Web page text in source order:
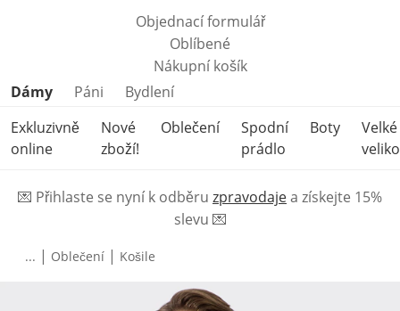
Objednací formulář
Oblíbené
Nákupní košík
Přeskočit kategorie produktů
Dámy Páni
Bydlení
Exkluzivně
online
Nové
zboží!
Oblečení
Spodní
prádlo
Boty
Velké
💌 Přihlaste se nyní k odběru zpravodajea získejte 15%
slevu 💌
... | Oblečení | Košile